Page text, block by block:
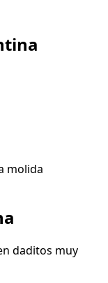
molida
daditos muy